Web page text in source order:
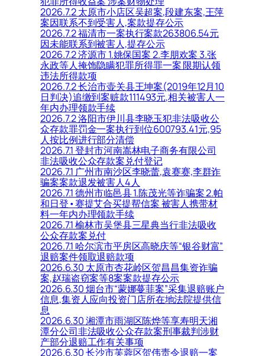
2026.7.2 太原市小店区吴超案,段建东案,王萍
案因联系不到受害人,案款提存公示
2026.7.2 福清市一案执行案款263806.54元
因未能联系到被害人,提存公示
2026.7.2 济源市 1.姚保国案 2.李朋欢案 3.张
永政等人掩饰隐瞒犯罪所得罪一案 限期认领
违法所得款项
2026.7.2 长治市壶关县王坤案(2019年12月10
日判决)追缴到案赃款111493元,相关被害人一
年内办理领款手续
2026.7.2 洛阳市伊川县李晓玉犯非法吸收公
众存款罪罚金一案执行到位600793.41元,95
人按比例进行部分清偿
2026.7.1 登封市河南嵩林电子商务有限公司
非法吸收公众存款案兑付登记
2026.7.1 广州市南沙区李晓蕾,袁赛赛,李群诈
骗案案款退发被害人4人
2026.7.1 德州市临邑县 1.陈茂光等诈骗案 2.帕
和日登•赛提艾合买提帮信案 被害人携带材
料一年内办理领款手续
2026.7.1 榆林市吴堡县三星典当行非法吸收
公众存款案兑付
2026.7.1 哈尔滨市平房区高晓庆等“银谷财富”
退赔案件领取退赔款项
2026.6.30 太原市杏花岭区贺昌昌集资诈骗
案,赵瑞盗窃案等8案案款提存公示
2026.6.30 烟台市“蒙娜蔓菲案”采集退赔账户
信息,集资人应向投资门店所在地法院提供信
息
2026.6.30 湘潭市雨湖区陈烨等享寿明天湘
潭分公司非法吸收公众存款案刑事裁判涉财
产部分退赔工作有关事项
2026.6.30 长沙市芙蓉区贺伟责令退赔一案